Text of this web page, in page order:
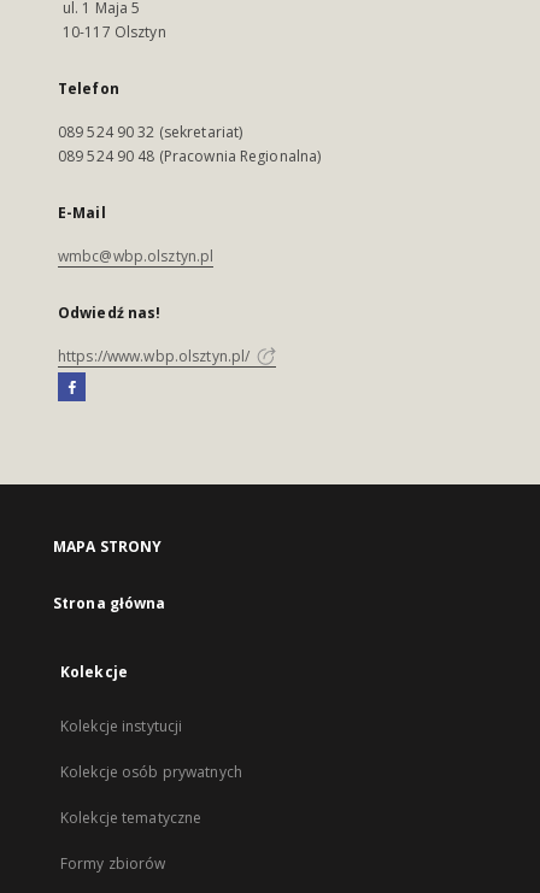
ul. 1 Maja 5
10-117 Olsztyn
Telefon
089 524 90 32 (sekretariat)
089 524 90 48 (Pracownia Regionalna)
E-Mail
wmbc@wbp.olsztyn.pl
Odwiedź nas!
https://www.wbp.olsztyn.pl/
MAPA STRONY
Strona główna
Kolekcje
Kolekcje instytucji
Kolekcje osób prywatnych
Kolekcje tematyczne
Formy zbiorów